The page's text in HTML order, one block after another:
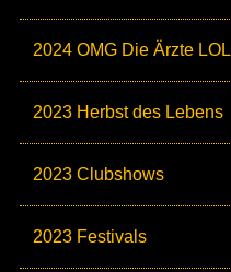
2024 OMG Die Ärzte LOL
2023 Herbst des Lebens
2023 Clubshows
2023 Festivals